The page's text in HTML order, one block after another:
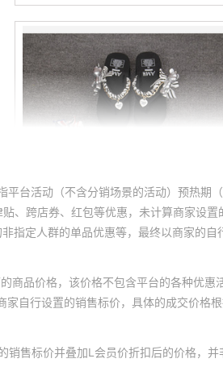
平台活动（不含分销场景的活动）预热
、跨店券、红包等优惠，未计算商家设
指定人群的单品优惠等，最终以商家的
商品价格，该价格不包含平台的各种优
自行设置的销售标价，具体的成交价格
售标价并叠加L会员价折扣后的价格，并